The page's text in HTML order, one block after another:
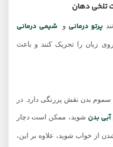
دهان
درمانیو شیمی درمانی
را تحریک کنند و باعث
بدن نقش پررنگی دارد. در
شوید، ممکن است دچار
خواب شوید، علاوه بر این،